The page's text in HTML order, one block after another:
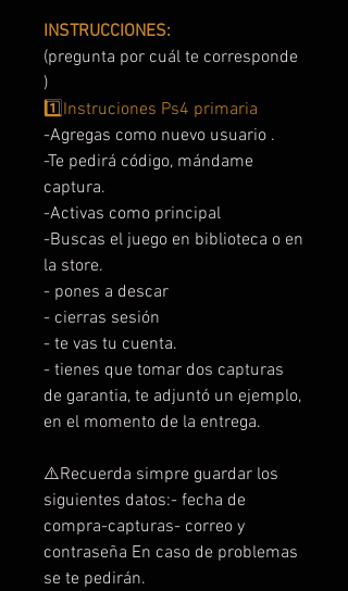
INSTRUCCIONES:
(pregunta por cuál te corresponde
)
1️⃣Instruciones Ps4 primaria
-Agregas como nuevo usuario .
-Te pedirá código, mándame
captura.
-Activas como principal
-Buscas el juego en biblioteca o en
la store.
- pones a descar
- cierras sesión
- te vas tu cuenta.
- tienes que tomar dos capturas
de garantia, te adjuntó un ejemplo,
en el momento de la entrega.
⚠️Recuerda simpre guardar los
siguientes datos:- fecha de
compra-capturas- correo y
contraseña En caso de problemas
se te pedirán.